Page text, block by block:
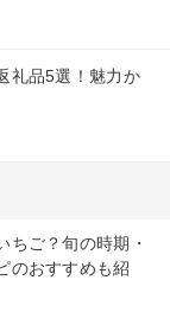
礼品5選！魅力か
ちご？旬の時期・
のおすすめも紹